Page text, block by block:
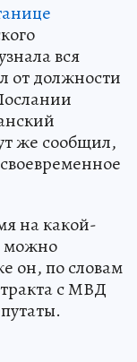
вся
от должности
же сообщил,
на какой-
можно
он, по словам
с МВД